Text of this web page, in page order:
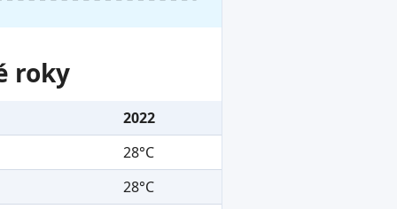
roky
2022
28°C
28°C